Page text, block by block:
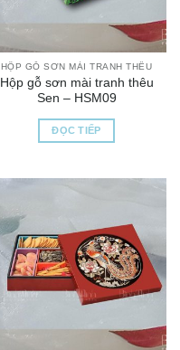
HỘP GỖ SƠN MÀI TRANH THÊU
Hộp gỗ sơn mài tranh thêu
Sen – HSM09
ĐỌC TIẾP